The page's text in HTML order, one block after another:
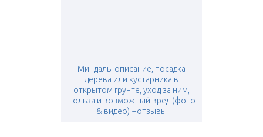
Миндаль: описание, посадка
дерева или кустарника в
открытом грунте, уход за ним,
польза и возможный вред (фото
& видео) +отзывы